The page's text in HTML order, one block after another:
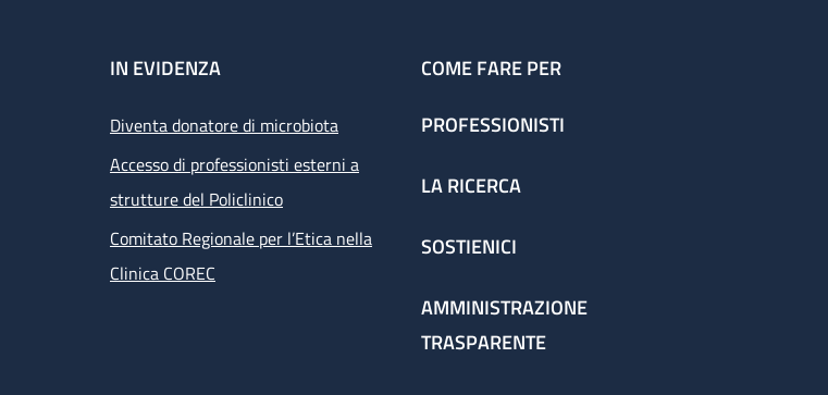
IN EVIDENZA
Diventa donatore di microbiota
Accesso di professionisti esterni a
strutture del Policlinico
Comitato Regionale per l’Etica nella
Clinica COREC
COME FARE PER
PROFESSIONISTI
LA RICERCA
SOSTIENICI
AMMINISTRAZIONE
TRASPARENTE